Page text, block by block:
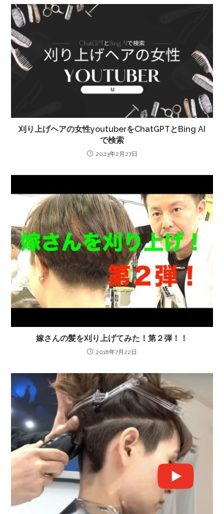
刈り上げヘアの女性youtuberをChatGPTとBing AI
で検索
2023年2月27日
嫁さんの髪を刈り上げてみた！第２弾！！
2018年7月22日